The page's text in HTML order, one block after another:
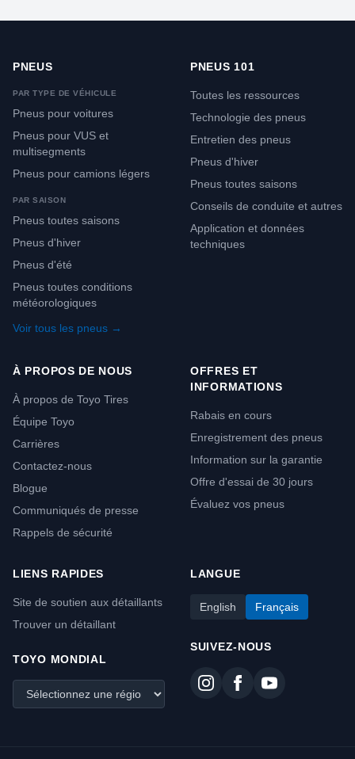
PNEUS
PAR TYPE DE VÉHICULE
Pneus pour voitures
Pneus pour VUS et
multisegments
Pneus pour camions légers
PAR SAISON
Pneus toutes saisons
Pneus d'hiver
Pneus d'été
Pneus toutes conditions
météorologiques
Voir tous les pneus →
PNEUS 101
Toutes les ressources
Technologie des pneus
Entretien des pneus
Pneus d'hiver
Pneus toutes saisons
Conseils de conduite et autres
Application et données
techniques
À PROPOS DE NOUS
À propos de Toyo Tires
Équipe Toyo
Carrières
Contactez-nous
Blogue
Communiqués de presse
Rappels de sécurité
OFFRES ET
INFORMATIONS
Rabais en cours
Enregistrement des pneus
Information sur la garantie
Offre d'essai de 30 jours
Évaluez vos pneus
LIENS RAPIDES
Site de soutien aux détaillants
Trouver un détaillant
TOYO MONDIAL
LANGUE
English Français
SUIVEZ-NOUS